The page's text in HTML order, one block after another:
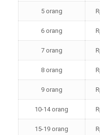
5 orang
6 orang
7 orang
8 orang
9 orang
10-14 orang
15-19 orang